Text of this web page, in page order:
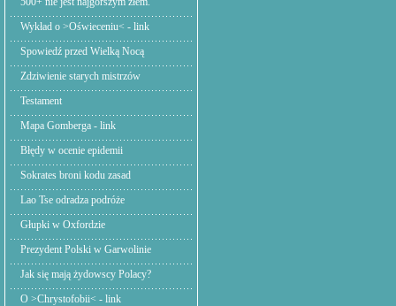
Wykład o >Oświeceniu< - link
Spowiedź przed Wielką Nocą
Zdziwienie starych mistrzów
Testament
Mapa Gomberga - link
Błędy w ocenie epidemii
Sokrates broni kodu zasad
Lao Tse odradza podróże
Głupki w Oxfordzie
Prezydent Polski w Garwolinie
Jak się mają żydowscy Polacy?
O >Chrystofobii< - link